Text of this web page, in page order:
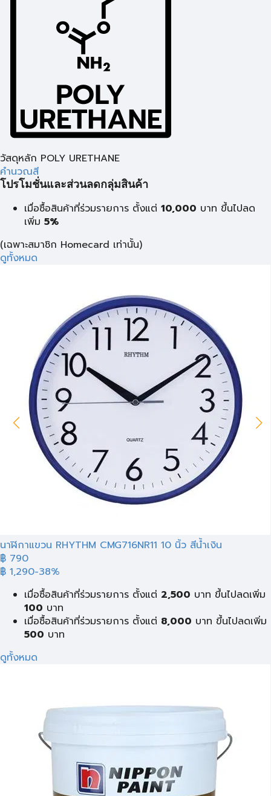
วัสดุหลัก POLY URETHANE
คำนวณสี
โปรโมชั่นและส่วนลดกลุ่มสินค้า
เมื่อซื้อสินค้าที่ร่วมรายการ ตั้งแต่ 10,000 บาท ขึ้นไปลด
เพิ่ม 5%
(เฉพาะสมาชิก Homecard เท่านั้น)
ดูทั้งหมด
นาฬิกาแขวน RHYTHM CMG716NR11 10 นิ้ว สีน้ำเงิน
฿ 790
฿ 1,290-38%
เมื่อซื้อสินค้าที่ร่วมรายการ ตั้งแต่ 2,500 บาท ขึ้นไปลดเพิ่ม
100 บาท
เมื่อซื้อสินค้าที่ร่วมรายการ ตั้งแต่ 8,000 บาท ขึ้นไปลดเพิ่ม
500 บาท
ดูทั้งหมด